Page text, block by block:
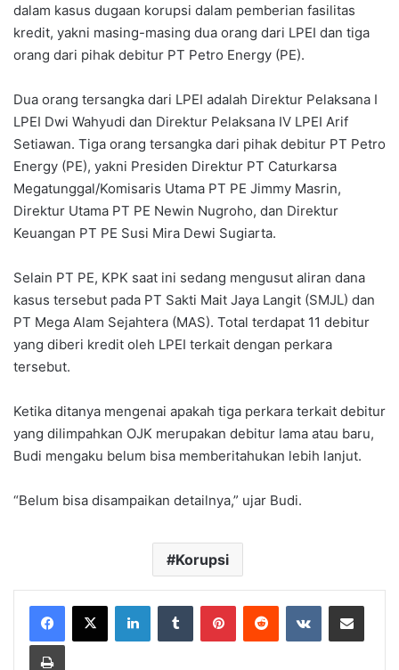
dalam kasus dugaan korupsi dalam pemberian fasilitas
kredit, yakni masing-masing dua orang dari LPEI dan tiga
orang dari pihak debitur PT Petro Energy (PE).
Dua orang tersangka dari LPEI adalah Direktur Pelaksana I
LPEI Dwi Wahyudi dan Direktur Pelaksana IV LPEI Arif
Setiawan. Tiga orang tersangka dari pihak debitur PT Petro
Energy (PE), yakni Presiden Direktur PT Caturkarsa
Megatunggal/Komisaris Utama PT PE Jimmy Masrin,
Direktur Utama PT PE Newin Nugroho, dan Direktur
Keuangan PT PE Susi Mira Dewi Sugiarta.
Selain PT PE, KPK saat ini sedang mengusut aliran dana
kasus tersebut pada PT Sakti Mait Jaya Langit (SMJL) dan
PT Mega Alam Sejahtera (MAS). Total terdapat 11 debitur
yang diberi kredit oleh LPEI terkait dengan perkara
tersebut.
Ketika ditanya mengenai apakah tiga perkara terkait debitur
yang dilimpahkan OJK merupakan debitur lama atau baru,
Budi mengaku belum bisa memberitahukan lebih lanjut.
“Belum bisa disampaikan detailnya,” ujar Budi.
Korupsi
LinkedInTumblr PinterestReddit VKontakteShare via Email
Print